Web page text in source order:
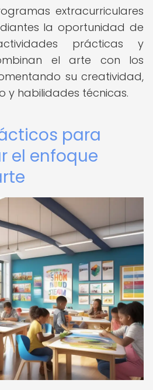
extracurriculares
la oportunidad de
prácticas y
el arte con los
su creatividad,
y habilidades técnicas.
para
el enfoque